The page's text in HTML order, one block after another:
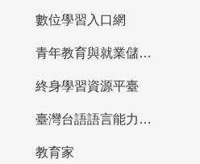
數位學習入口網
青年教育與就業儲蓄帳戶
終身學習資源平臺
臺灣台語語言能力認證網站
教育家